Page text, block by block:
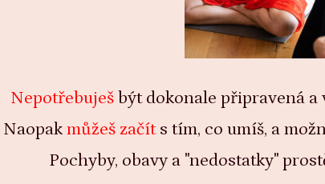
Nepotřebuješ být dokonale připravená a
Naopak můžeš začíts tím, co umíš, a
Pochyby, obavy a "nedostatky"